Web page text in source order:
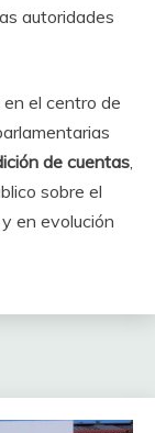
autoridades
el centro de
de cuentas,
sobre el
en evolución